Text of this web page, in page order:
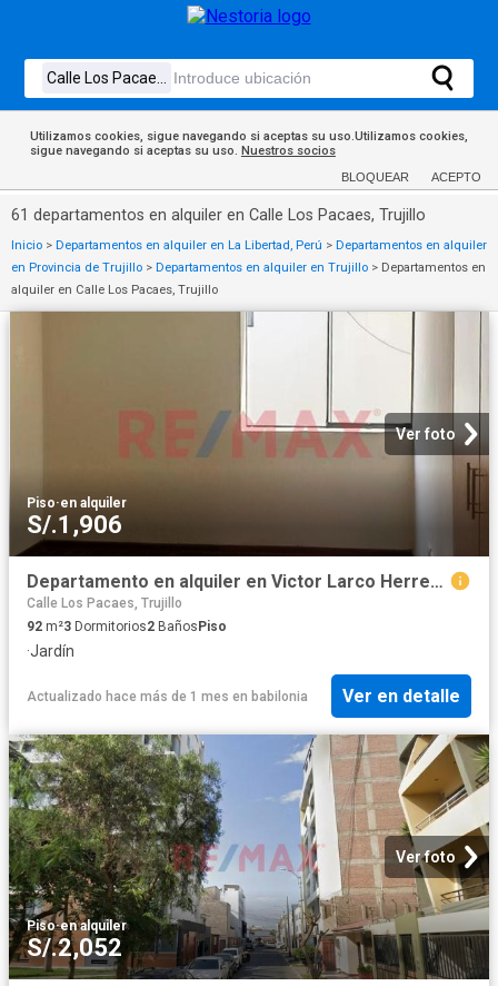
Utilizamos cookies, sigue navegando si aceptas su uso.Utilizamos cookies,
sigue navegando si aceptas su uso. Nuestros socios
BLOQUEAR ACEPTO
61 departamentos en alquiler en Calle Los Pacaes, Trujillo
Inicio > Departamentos en alquiler en La Libertad, Perú > Departamentos en alquiler
en Provincia de Trujillo > Departamentos en alquiler en Trujillo > Departamentos en
alquiler en Calle Los Pacaes, Trujillo
Ver foto
Piso·en alquiler
S/.1,906
Departamento en alquiler en Victor Larco Herrera a S/1,800 al mes
Calle Los Pacaes, Trujillo
92 m²3 Dormitorios2 BañosPiso
·Jardín
Actualizado hace más de 1 mes en babilonia Ver en detalle
Ver foto
Piso·en alquiler
S/.2,052